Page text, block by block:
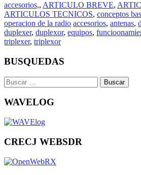
accesorios,, ARTICULO BREVE,
ARTICULOS TECNICOS, conceptos
operacion de la radio accesorios, antenas,
duplexer, duplexor, equipos,
triplexer, triplexor
BUSQUEDAS
Buscar:
WAVELOG
CRECJ WEBSDR